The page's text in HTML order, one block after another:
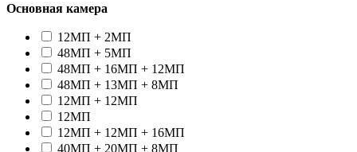
Основная камера
12МП + 2МП
48МП + 5МП
48МП + 16МП + 12МП
48МП + 13МП + 8МП
12МП + 12МП
12МП
12МП + 12МП + 16МП
40МП + 20МП + 8МП